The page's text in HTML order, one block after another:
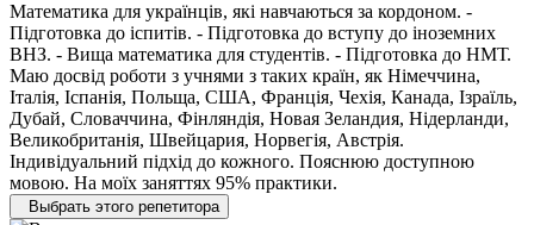
Математика для українців, які навчаються за кордоном. -
Підготовка до іспитів. - Підготовка до вступу до іноземних
ВНЗ. - Вища математика для студентів. - Підготовка до НМТ.
Маю досвід роботи з учнями з таких країн, як Німеччина,
Італія, Іспанія, Польща, США, Франція, Чехія, Канада, Ізраїль,
Дубай, Словаччина, Фінляндія, Новая Зеландия, Нідерланди,
Великобританія, Швейцария, Норвегія, Австрія.
Індивідуальний підхід до кожного. Пояснюю доступною
мовою. На моїх заняттях 95% практики.
Выбрать этого репетитора